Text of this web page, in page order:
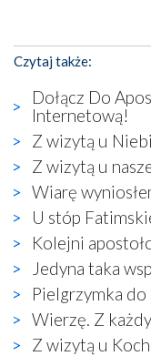
katolickiego
autentyczną wiarą
kaplice, w których
skrzynkę na
tuż przy nowej
zamiast Chrystusa
wyjętą ze
kontekście naszych
wizerunek
Zatem nawet w
naocznie
się ogromna
wierzących. Do
widzieliśmy w
gdzie w miejscu
księgarnia.
Czytaj także:
Dołącz Do
Internetową!
Z wizytą u
Z wizytą u
Wiarę
U stóp
Kolejni
Jedyna taka
Pielgrzymka
Wierzę. Z
Z wizytą u